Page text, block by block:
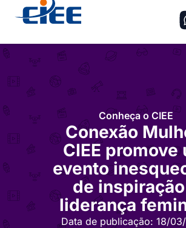
Conheça o CIEE
Conexão
CIEE promove
evento
de
liderança
Data de publicação: 18/